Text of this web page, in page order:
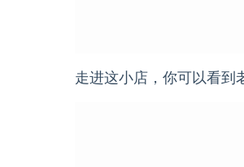
走进这小店，你可以看到